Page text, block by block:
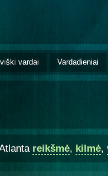
vardai Vardadieniai
reikšmė, kilmė,